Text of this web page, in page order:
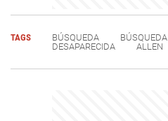
TAGS BÚSQUEDA BÚSQUEDA
DESAPARECIDA
ALLEN